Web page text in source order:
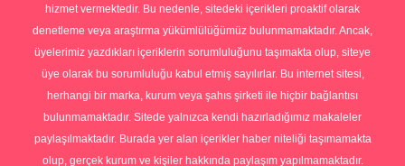
hizmet vermektedir. Bu nedenle, sitedeki içerikleri proaktif olarak
denetleme veya araştırma yükümlülüğümüz bulunmamaktadır. Ancak,
üyelerimiz yazdıkları içeriklerin sorumluluğunu taşımakta olup, siteye
üye olarak bu sorumluluğu kabul etmiş sayılırlar. Bu internet sitesi,
herhangi bir marka, kurum veya şahıs şirketi ile hiçbir bağlantısı
bulunmamaktadır. Sitede yalnızca kendi hazırladığımız makaleler
paylaşılmaktadır. Burada yer alan içerikler haber niteliği taşımamakta
olup, gerçek kurum ve kişiler hakkında paylaşım yapılmamaktadır.